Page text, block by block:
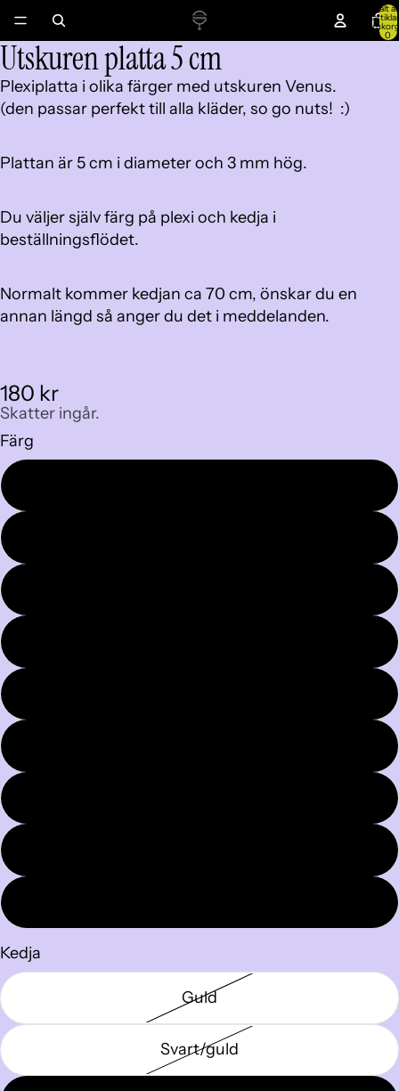
Totalt
0
Öppna
bilden
i
helskärm
Öppna
bilden
i
helskärm
Öppna
bilden
i
helskärm
Öppna
bilden
i
helskärm
Öppna
bilden
i
helskärm
Öppna
bilden
i
helskärm
Öppna
bilden
i
helskärm
Öppna
bilden
i
helskärm
Öppna
bilden
i
helskärm
Öppna
bilden
i
helskärm
Utskuren platta 5 cm
Plexiplatta i olika färger med utskuren Venus.
(den passar perfekt till alla kläder, so go nuts! :)
Plattan är 5 cm i diameter och 3 mm hög.
Du väljer själv färg på plexi och kedja i
beställningsflödet.
Normalt kommer kedjan ca 70 cm, önskar du en
annan längd så anger du det i meddelanden.
180 kr
Skatter ingår.
Färg
Kedja
Guld
Svart/guld